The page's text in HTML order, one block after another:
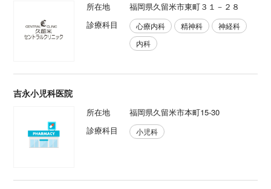
所在地
福岡県久留米市東町３１－２８
診療科目
心療内科 精神科
神経科
内科
吉永小児科医院
所在地
福岡県久留米市本町15-30
診療科目
小児科